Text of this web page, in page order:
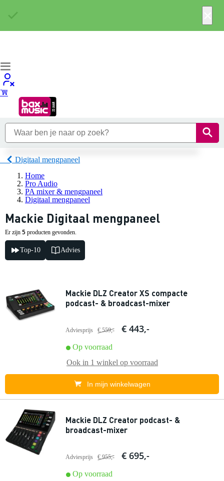
Digitaal mengpaneel
Home
Pro Audio
PA mixer & mengpaneel
Digitaal mengpaneel
Mackie Digitaal mengpaneel
Er zijn 5 producten gevonden.
Top-10 Advies
Mackie DLZ Creator XS compacte
podcast- & broadcast-mixer
Adviesprijs € 559,- € 443,-
Op voorraad
Ook in 1 winkel op voorraad
In mijn winkelwagen
Mackie DLZ Creator podcast- &
broadcast-mixer
Adviesprijs € 955,- € 695,-
Op voorraad